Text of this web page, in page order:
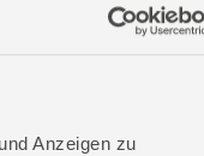
Anzeigen zu